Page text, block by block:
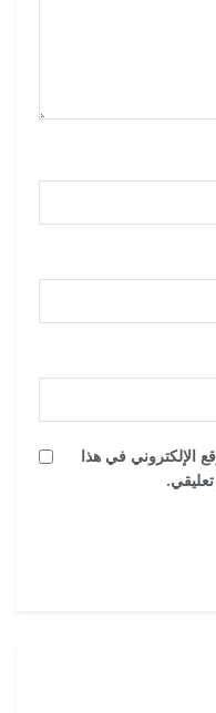
الإلكتروني في هذا